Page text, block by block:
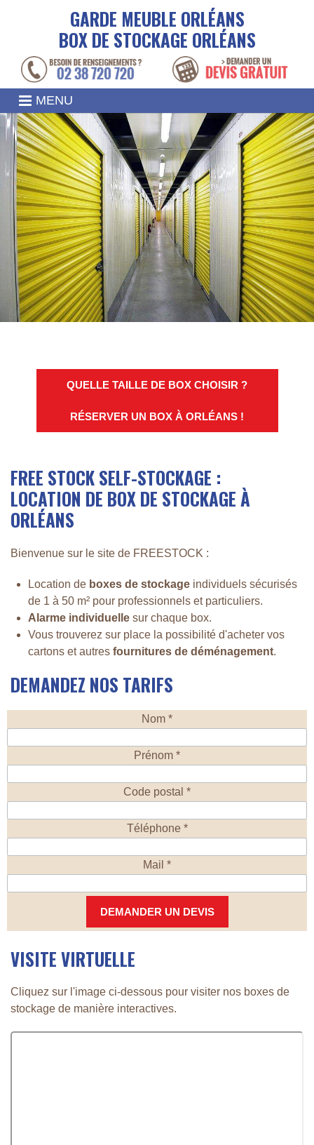
GARDE MEUBLE ORLÉANS
BOX DE STOCKAGE ORLÉANS
MENU
QUELLE TAILLE DE BOX CHOISIR ?
RÉSERVER UN BOX À ORLÉANS !
FREE STOCK SELF-STOCKAGE :
LOCATION DE BOX DE STOCKAGE À
ORLÉANS
Bienvenue sur le site de FREESTOCK :
Location de boxes de stockage individuels sécurisés
de 1 à 50 m² pour professionnels et particuliers.
Alarme individuelle sur chaque box.
Vous trouverez sur place la possibilité d'acheter vos
cartons et autres fournitures de déménagement.
DEMANDEZ NOS TARIFS
Nom *
Prénom *
Code postal *
Téléphone *
Mail *
DEMANDER UN DEVIS
VISITE VIRTUELLE
Cliquez sur l'image ci-dessous pour visiter nos boxes de
stockage de manière interactives.